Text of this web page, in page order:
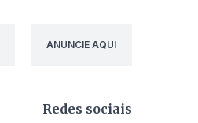
ANUNCIE AQUI
Redes sociais